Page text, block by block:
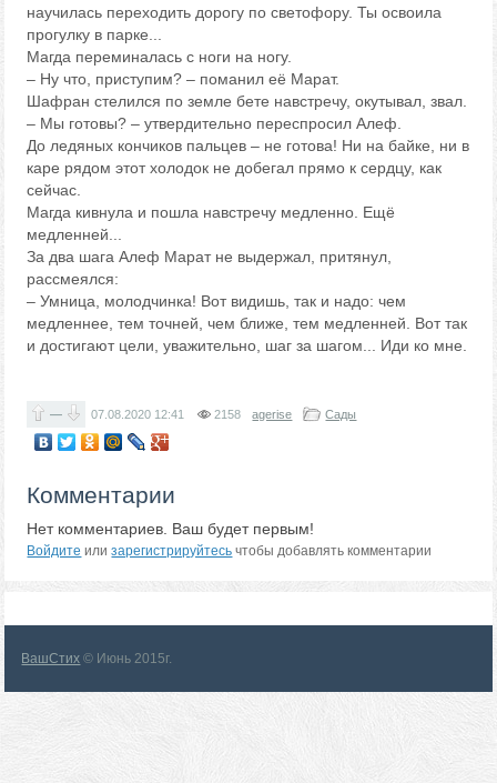
научилась переходить дорогу по светофору. Ты освоила
прогулку в парке...
Магда переминалась с ноги на ногу.
– Ну что, приступим? – поманил её Марат.
Шафран стелился по земле бете навстречу, окутывал, звал.
– Мы готовы? – утвердительно переспросил Алеф.
До ледяных кончиков пальцев – не готова! Ни на байке, ни в
каре рядом этот холодок не добегал прямо к сердцу, как
сейчас.
Магда кивнула и пошла навстречу медленно. Ещё
медленней...
За два шага Алеф Марат не выдержал, притянул,
рассмеялся:
– Умница, молодчинка! Вот видишь, так и надо: чем
медленнее, тем точней, чем ближе, тем медленней. Вот так
и достигают цели, уважительно, шаг за шагом... Иди ко мне.
— 07.08.2020 12:41 2158 agerise Сады
Комментарии
Нет комментариев. Ваш будет первым!
Войдите илизарегистрируйтесь чтобы добавлять комментарии
ВашСтих © Июнь 2015г.